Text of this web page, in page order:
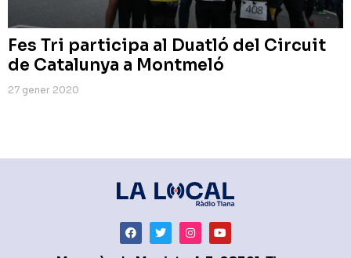
Fes Tri participa al Duatló del Circuit
de Catalunya a Montmeló
27 gener 2020